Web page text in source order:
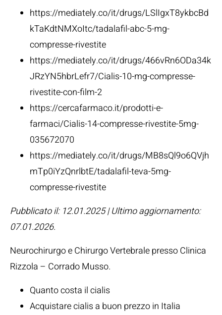
https://mediately.co/it/drugs/LSlIgxT8ykbcBd
kTaKdtNMXoItc/tadalafil-abc-5-mg-
compresse-rivestite
https://mediately.co/it/drugs/466vRn6ODa34k
JRzYN5hbrLefr7/Cialis-10-mg-compresse-
rivestite-con-film-2
https://cercafarmaco.it/prodotti-e-
farmaci/Cialis-14-compresse-rivestite-5mg-
035672070
https://mediately.co/it/drugs/MB8sQl9o6QVjh
mTp0iYzQnrlbtE/tadalafil-teva-5mg-
compresse-rivestite
Pubblicato il: 12.01.2025 | Ultimo aggiornamento:
07.01.2026.
Neurochirurgo e Chirurgo Vertebrale presso Clinica
Rizzola – Corrado Musso.
Quanto costa il cialis
Acquistare cialis a buon prezzo in Italia